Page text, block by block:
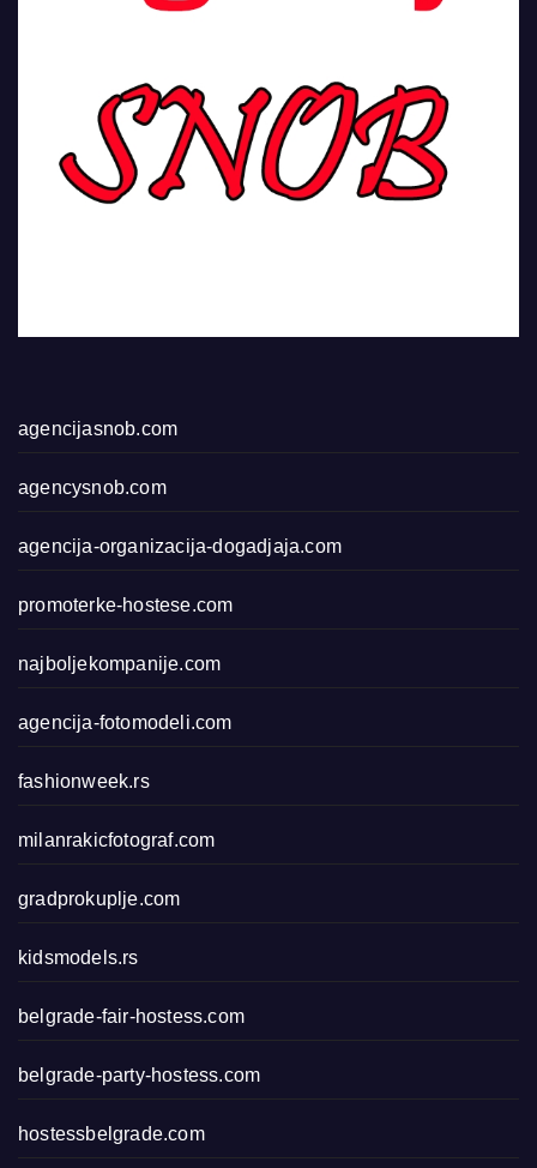
agencijasnob.com
agencysnob.com
agencija-organizacija-dogadjaja.com
promoterke-hostese.com
najboljekompanije.com
agencija-fotomodeli.com
fashionweek.rs
milanrakicfotograf.com
gradprokuplje.com
kidsmodels.rs
belgrade-fair-hostess.com
belgrade-party-hostess.com
hostessbelgrade.com